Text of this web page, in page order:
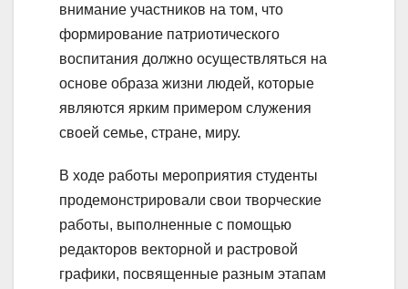
внимание участников на том, что
формирование патриотического
воспитания должно осуществляться на
основе образа жизни людей, которые
являются ярким примером служения
своей семье, стране, миру.
В ходе работы мероприятия студенты
продемонстрировали свои творческие
работы, выполненные с помощью
редакторов векторной и растровой
графики, посвященные разным этапам